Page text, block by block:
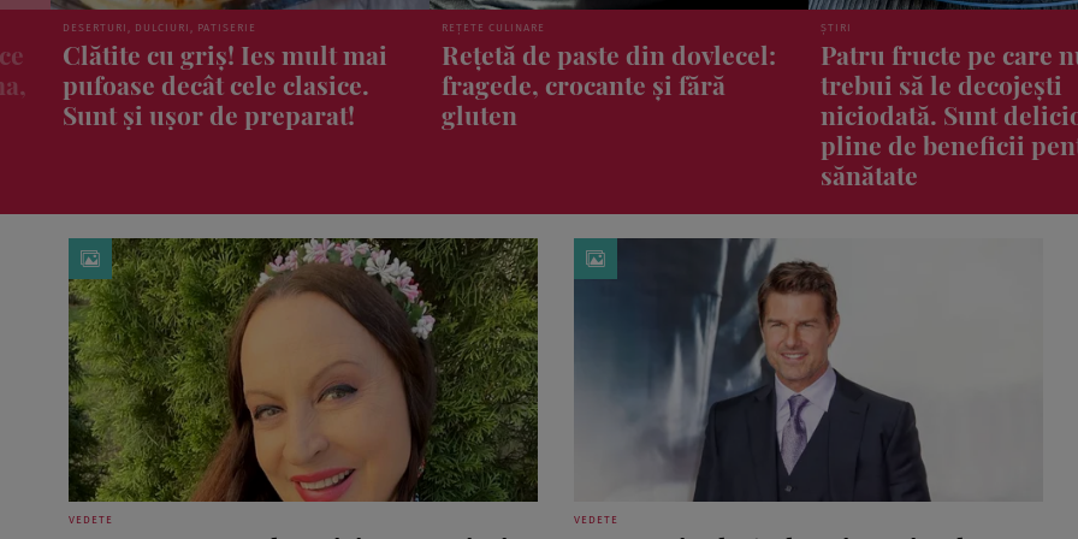
REȚETE CULINARE
Rețetă de paste din dovlecel:
fragede, crocante și fără
gluten
ȘTIRI
Patru fructe pe care nu ar
trebui să le decojești
niciodată. Sunt delicioase și
ȘTIRI
Greșelile
pot strica zborul. Ce
și ce să eviți când
cu avionul
VEDETE VEDETE